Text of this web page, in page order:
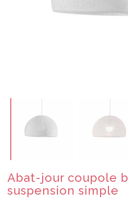
Abat-jour coupole
suspension simple